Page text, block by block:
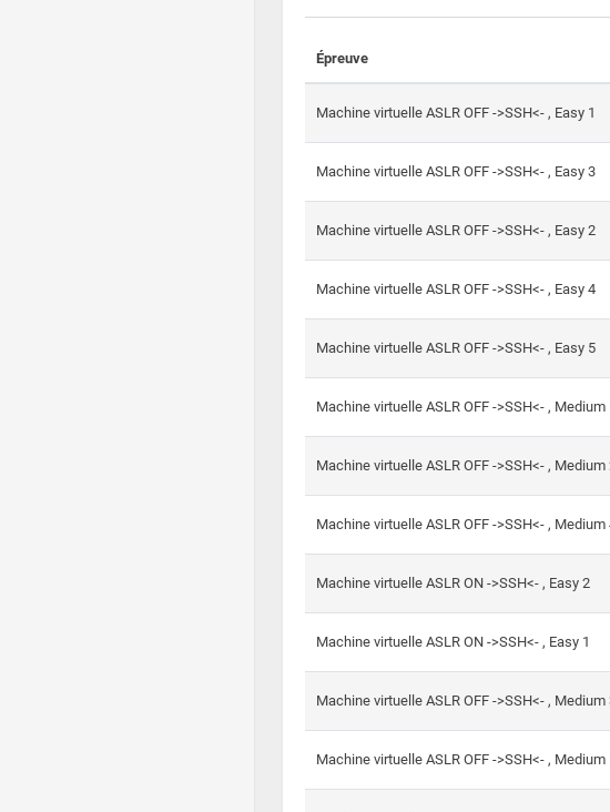
Épreuve
Machine virtuelle ASLR OFF ->SSH<- , Easy 1
Machine virtuelle ASLR OFF ->SSH<- , Easy 3
Machine virtuelle ASLR OFF ->SSH<- , Easy 2
Machine virtuelle ASLR OFF ->SSH<- , Easy 4
Machine virtuelle ASLR OFF ->SSH<- , Easy 5
Machine virtuelle ASLR OFF ->SSH<- , Medium
Machine virtuelle ASLR OFF ->SSH<- , Medium
Machine virtuelle ASLR OFF ->SSH<- , Medium
Machine virtuelle ASLR ON ->SSH<- , Easy 2
Machine virtuelle ASLR ON ->SSH<- , Easy 1
Machine virtuelle ASLR OFF ->SSH<- , Medium
Machine virtuelle ASLR OFF ->SSH<- , Medium